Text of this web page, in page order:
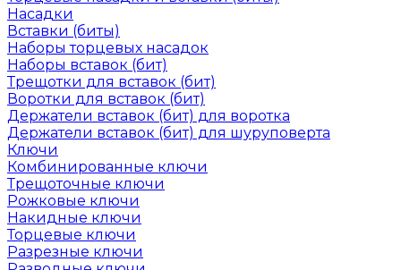
Насадки
Вставки (биты)
Наборы торцевых насадок
Наборы вставок (бит)
Трещотки для вставок (бит)
Воротки для вставок (бит)
Держатели вставок (бит) для воротка
Держатели вставок (бит) для шуруповерта
Ключи
Комбинированные ключи
Трещоточные ключи
Рожковые ключи
Накидные ключи
Торцевые ключи
Разрезные ключи